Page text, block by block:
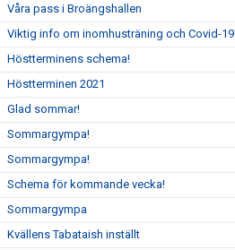
Våra pass i Broängshallen
Viktig info om inomhusträning och Covid-19
Höstterminens schema!
Höstterminen 2021
Glad sommar!
Sommargympa!
Sommargympa!
Schema för kommande vecka!
Sommargympa
Kvällens Tabataish inställt